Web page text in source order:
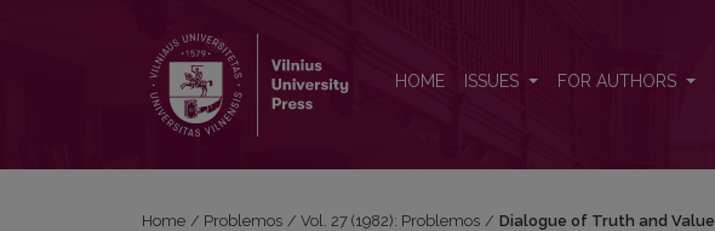
HOME ISSUES FOR AUTHORS
Home / Problemos / Vol. 27 (1982): Problemos / Dialogue of Truth and Value